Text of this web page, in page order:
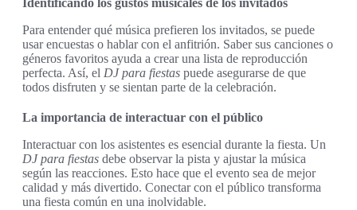
Identificando los gustos musicales de los invitados
Para entender qué música prefieren los invitados, se puede
usar encuestas o hablar con el anfitrión. Saber sus canciones o
géneros favoritos ayuda a crear una lista de reproducción
perfecta. Así, el DJ para fiestas puede asegurarse de que
todos disfruten y se sientan parte de la celebración.
La importancia de interactuar con el público
Interactuar con los asistentes es esencial durante la fiesta. Un
DJ para fiestas debe observar la pista y ajustar la música
según las reacciones. Esto hace que el evento sea de mejor
calidad y más divertido. Conectar con el público transforma
una fiesta común en una inolvidable.